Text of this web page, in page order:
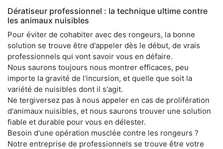
Dératiseur professionnel : la technique ultime contre
les animaux nuisibles
Pour éviter de cohabiter avec des rongeurs, la bonne
solution se trouve être d'appeler dès le début, de vrais
professionnels qui vont savoir vous en défaire.
Nous saurons toujours nous montrer efficaces, peu
importe la gravité de l'incursion, et quelle que soit la
variété de nuisibles dont il s'agit.
Ne tergiversez pas à nous appeler en cas de prolifération
d'animaux nuisibles, et nous saurons trouver une solution
fiable et durable pour vous en délester.
Besoin d'une opération musclée contre les rongeurs ?
Notre entreprise de professionnels se trouve être votre